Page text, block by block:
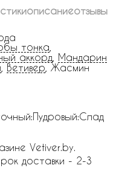
описаниеотзывы
тонка
аккорд Мандарин
Ветивер , Жасмин
Vetiver.by.
доставки - 2-3